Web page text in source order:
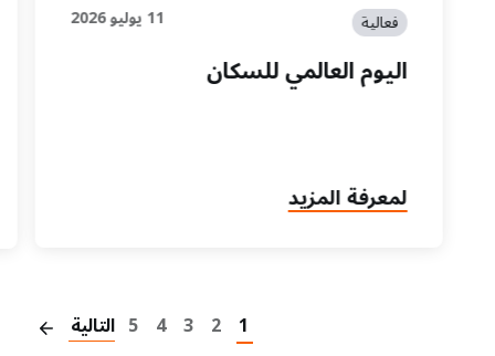
فعالية 11 يوليو 2026
اليوم العالمي للسكان
لمعرفة المزيد
1
2
3
4
5 التالية